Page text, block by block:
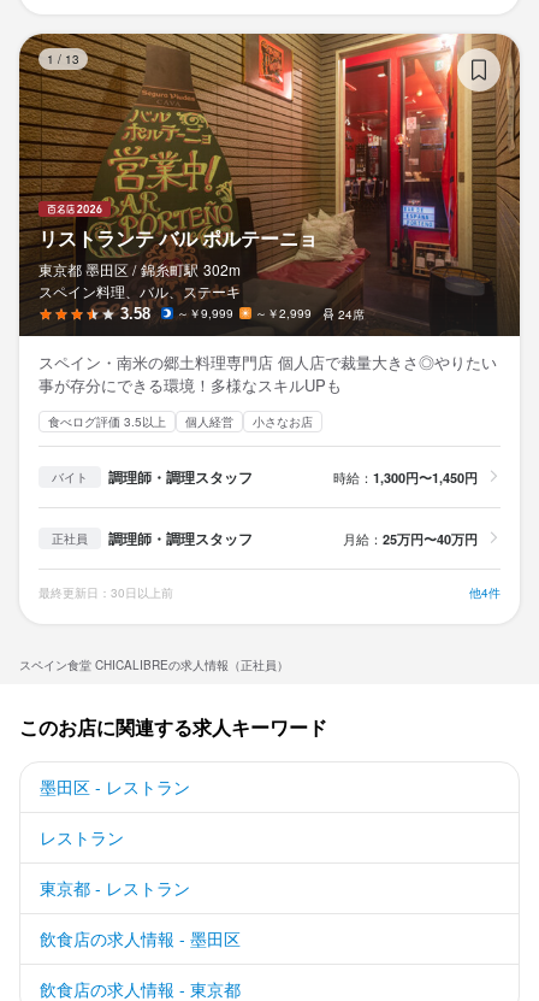
スペイン食堂 CHICALIBREの求人情報（正社員）
1 / 13
リストランテ バル ポルテーニョ
東京都 墨田区 / 錦糸町駅 302m
スペイン料理、バル、ステーキ
3.58 ～￥9,999 ～￥2,999 24席
スペイン・南米の郷土料理専門店 個人店で裁量大きさ◎やりたい
事が存分にできる環境！多様なスキルUPも
食べログ評価 3.5以上 個人経営 小さなお店
バイト 調理師・調理スタッフ 時給： 1,300円〜1,450円
正社員 調理師・調理スタッフ 月給： 25万円〜40万円
最終更新日：30日以上前 他4件
このお店に関連する求人キーワード
墨田区 - レストラン
レストラン
東京都 - レストラン
飲食店の求人情報 - 墨田区
飲食店の求人情報 - 東京都